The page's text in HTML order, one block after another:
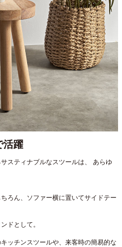
活躍
スティナブルなスツールは、 あらゆ
ろん、ソファー横に置いてサイドテー
ドとして。
ッチンスツールや、来客時の簡易的な